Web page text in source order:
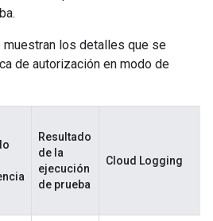
muestran los detalles que se
de autorización en modo de
Resultado
de la
ejecución
de prueba
Cloud Logging